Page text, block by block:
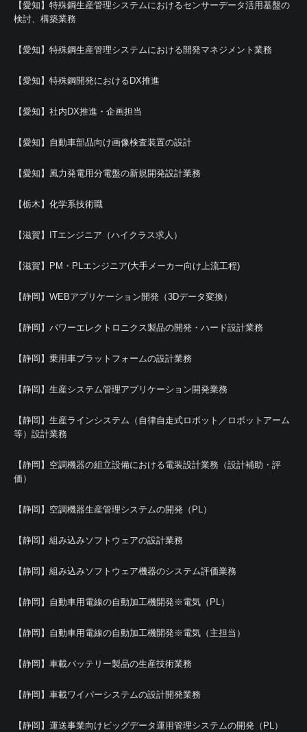
【愛知】特殊鋼生産管理システムにおけるセンサーデータ活用基盤の
検討、構築業務
【愛知】特殊鋼生産管理システムにおける開発マネジメント業務
【愛知】特殊鋼開発におけるDX推進
【愛知】社内DX推進・企画担当
【愛知】自動車部品向け画像検査装置の設計
【愛知】風力発電用分電盤の新規開発設計業務
【栃木】化学系技術職
【滋賀】ITエンジニア（ハイクラス求人）
【滋賀】PM・PLエンジニア(大手メーカー向け上流工程)
【静岡】WEBアプリケーション開発（3Dデータ変換）
【静岡】パワーエレクトロニクス製品の開発・ハード設計業務
【静岡】乗用車プラットフォームの設計業務
【静岡】生産システム管理アプリケーション開発業務
【静岡】生産ラインシステム（自律自走式ロボット／ロボットアーム
等）設計業務
【静岡】空調機器の組立設備における電装設計業務（設計補助・評
価）
【静岡】空調機器生産管理システムの開発（PL）
【静岡】組み込みソフトウェアの設計業務
【静岡】組み込みソフトウェア機器のシステム評価業務
【静岡】自動車用電線の自動加工機開発※電気（PL）
【静岡】自動車用電線の自動加工機開発※電気（主担当）
【静岡】車載バッテリー製品の生産技術業務
【静岡】車載ワイパーシステムの設計開発業務
【静岡】運送事業向けビッグデータ運用管理システムの開発（PL）